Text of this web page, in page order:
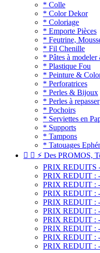
* Colle
* Color Dekor
* Coloriage
* Emporte Pièces
* Feutrine,
* Fil Chenille
* Pâtes à
* Plastique Fou
* Peinture &
* Perforatrices
* Perles & Bijoux
* Perles à repasser
* Pochoirs
* Serviettes en
* Supports
* Tampons
* Tatouages
  ⚡ Des PROMOS,
PRIX REDUITS
PRIX REDUIT :
PRIX REDUIT :
PRIX REDUIT :
PRIX REDUIT :
PRIX REDUIT :
PRIX REDUIT :
PRIX REDUIT :
PRIX REDUIT :
PRIX REDUIT :